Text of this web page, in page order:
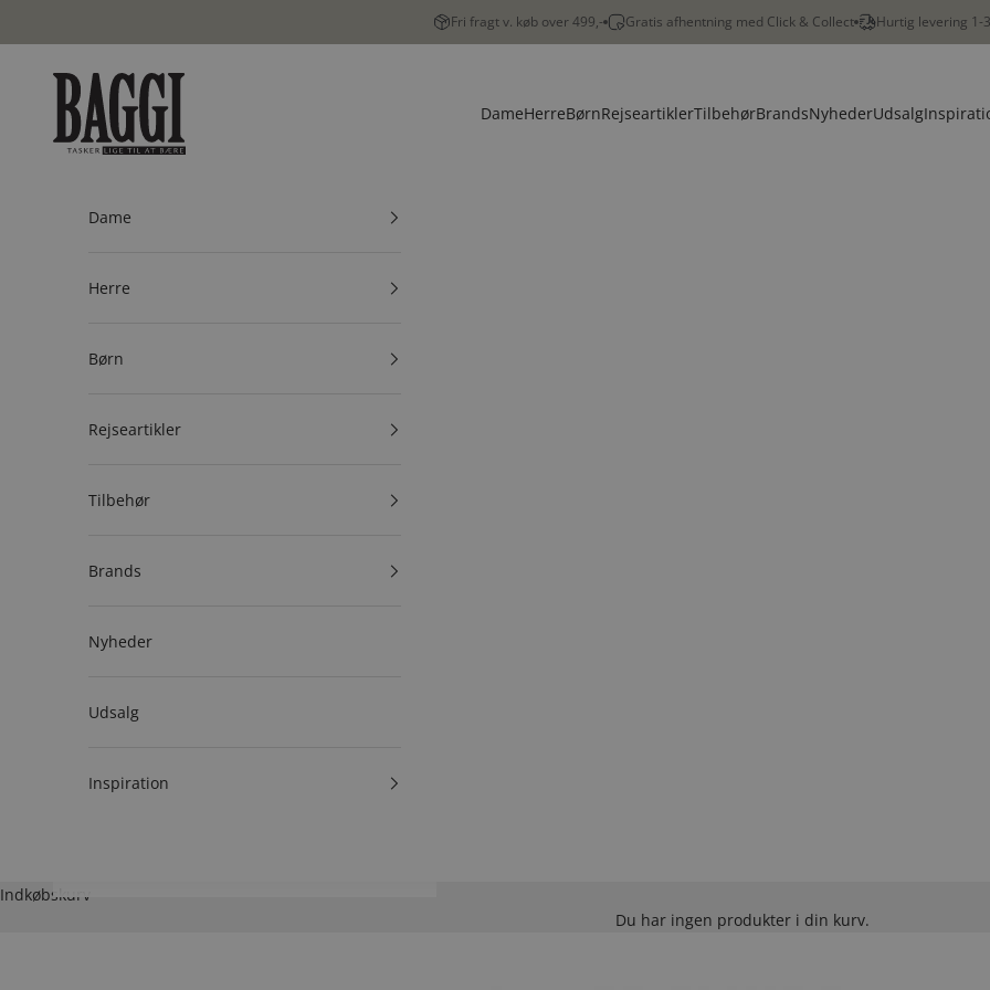
Fri fragt v. køb over 499,- Gratis afhentning med Click & Collect Hurtig levering 1-
BAGGI
DameHerreBørnRejseartiklerTilbehørBrandsNyhederUdsalg
Dame
Herre
Børn
Rejseartikler
Tilbehør
Brands
Nyheder
Udsalg
Inspiration
Indkøbskurv
Du har ingen produkter i din kurv.